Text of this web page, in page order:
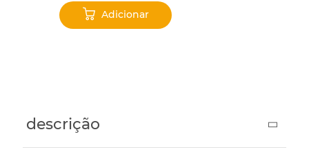
Adicionar
descrição